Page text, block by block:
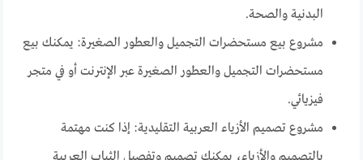
البدنية والصحة.
مشروع بيع مستحضرات التجميل والعطور الصغيرة: يمكنك بيع
مستحضرات التجميل والعطور الصغيرة عبر الإنترنت أو في متجر
فيزيائي.
مشروع تصميم الأزياء العربية التقليدية: إذا كنت مهتمة
بالتصميم والأزياء، يمكنك تصميم وتفصيل الثياب العربية